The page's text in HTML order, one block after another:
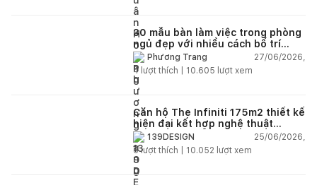
30 mẫu bàn làm việc trong phòng
ngủ đẹp với nhiều cách bố trí
thông minh cho mọi diện tích
Phương Trang
27/06/2026,
4 lượt thích | 10.605 lượt xem
Căn hộ The Infiniti 175m2 thiết kế
hiện đại kết hợp nghệ thuật
Modern Art đầy cảm xúc
139DESIGN
25/06/2026,
6lượt thích | 10.052 lượt xem